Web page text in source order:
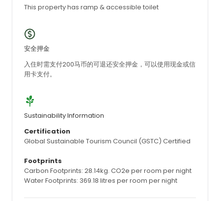
This property has ramp & accessible toilet
安全押金
入住时需支付200马币的可退还安全押金，可以使用现金或信
用卡支付。
Sustainability Information
Certification
Global Sustainable Tourism Council (GSTC) Certified
Footprints
Carbon Footprints: 28.14kg. CO2e per room per night
Water Footprints: 369.18 litres per room per night